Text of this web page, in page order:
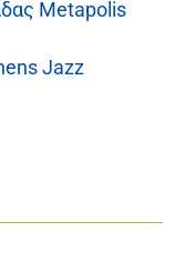
Metapolis
Jazz